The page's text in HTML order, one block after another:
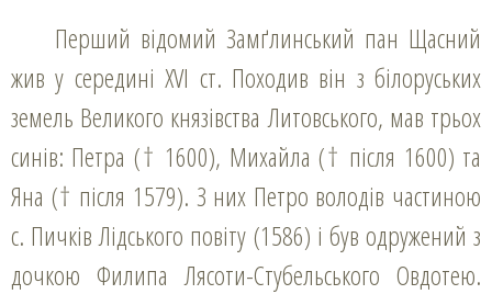
Перший відомий Замґлинський пан Щасний
жив у середині XVI ст. Походив він з білоруських
земель Великого князівства Литовського, мав трьох
синів: Петра († 1600), Михайла († після 1600) та
Яна († після 1579). З них Петро володів частиною
с. Пичків Лідського повіту (1586) і був одружений з
дочкою Филипа Лясоти-Стубельського Овдотею.